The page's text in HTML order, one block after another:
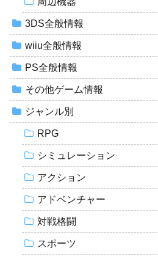
3DS全般情報
wiiu全般情報
PS全般情報
その他ゲーム情報
ジャンル別
RPG
シミュレーション
アクション
アドベンチャー
対戦格闘
スポーツ